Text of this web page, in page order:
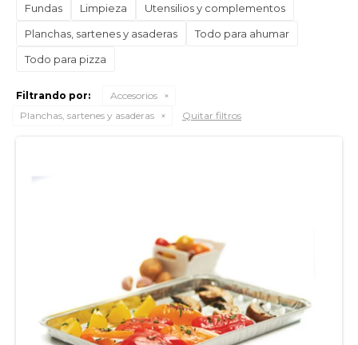
Fundas Limpieza
Utensilios y complementos
Planchas, sartenes y asaderas
Todo para ahumar
Todo para pizza
Filtrando por:
Accesorios
Planchas, sartenes y asaderas
Quitar filtros